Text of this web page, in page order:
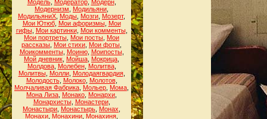
Модель, Модератор, Модерн,
Модернизм
Модильяни
МодильяниХ Моды Мозги Мозерт,
Мои Ютюб, Мои афоризмы, Мои
гифы, Мои картинки, Мои комменты,
Мои портреты Мои посты Мои
рассказы Мои стихи Мои фоты
Моикомменты, Моиню, Моипосты,
Мой дневник Мойша Мокрица
Молдова, Молебен, Молитва,
Молитвы, Молли, Молодаягвардия,
Молодость, Молоко, Молотов,
Молчаливая Фабрика Мольер Мома
Мона Лиза Монако Монархи
Монархисты, Монастери,
Монастыри Монастырь Монах
Монахи Монахини Монахиня